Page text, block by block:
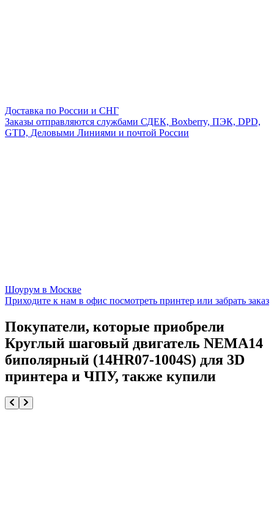
Доставка по России и СНГ
Заказы отправляются службами СДЕК, Boxberry, ПЭК, DPD,
GTD, Деловыми Линиями и почтой России
Шоурум в Москве
Приходите к нам в офис посмотреть принтер или забрать заказ
Покупатели, которые приобрели
Круглый шаговый двигатель NEMA14
биполярный (14HR07-1004S) для 3D
принтера и ЧПУ, также купили